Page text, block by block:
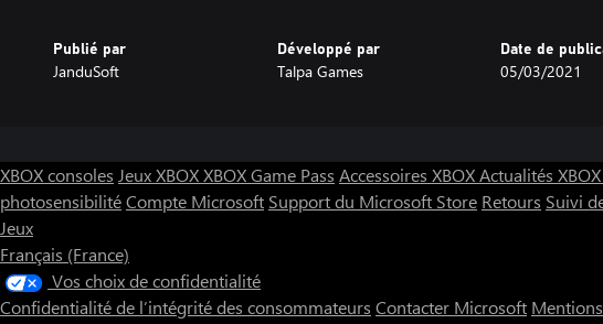
- Rassemblez des carottes et achetez des accessoires à la Boutique de Rick.
- Retrouvez tous les objets de collection cachés par Carrotland.
- Défiez et battez les MechaTaupes à une course de vitesse.
Publié par
JanduSoft
Développé par
Talpa Games
Date de
05/03/2021
XBOX consoles Jeux XBOXXBOX Game Pass Accessoires XBOXActualités XBOX
photosensibilitéCompte Microsoft Support du Microsoft Store Retours Suivi
Jeux
Français (France)
Vos choix de confidentialité
Confidentialité de l’intégrité des consommateurs Contacter Microsoft